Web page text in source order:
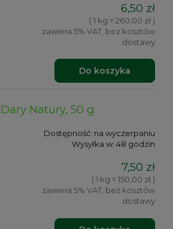
6,50 zł
( 1 kg = 260,00 zł )
zawiera 5% VAT, bez kosztów
dostawy
Do koszyka
Natury, 50 g
Dostępność: na wyczerpaniu
Wysyłka w: 48 godzin
7,50 zł
( 1 kg = 150,00 zł )
zawiera 5% VAT, bez kosztów
dostawy